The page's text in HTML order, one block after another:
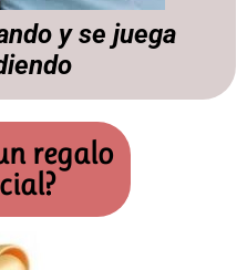
y se juega
regalo